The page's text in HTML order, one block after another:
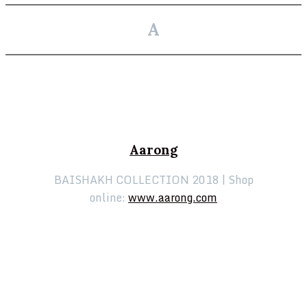
A
Aarong
BAISHAKH COLLECTION 2018 | Shop
online: www.aarong.com